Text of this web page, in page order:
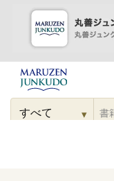
コンテンツに
進む
検
▾